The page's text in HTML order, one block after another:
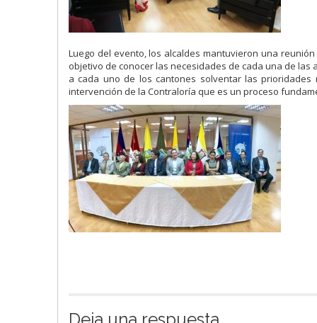
Luego del evento, los alcaldes mantuvieron una
objetivo de conocer las necesidades de cada una de
a cada uno de los cantones solventar las
intervención de la Contraloría que es un proceso